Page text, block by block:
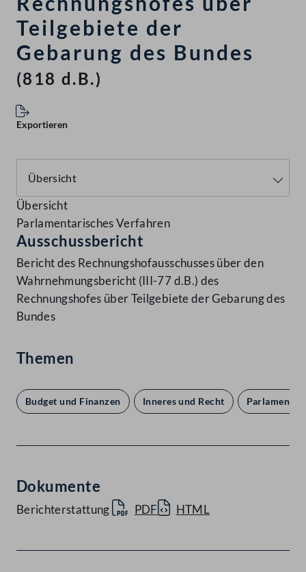
Teilgebiete der
Gebarung des Bundes
(818 d.B.)
Exportieren
Übersicht
Parlamentarisches Verfahren
Ausschussbericht
Bericht des Rechnungshofausschusses über den
Wahrnehmungsbericht (III-77 d.B.) des
Rechnungshofes über Teilgebiete der Gebarung des
Bundes
Themen
Budget und Finanzen Inneres und Recht Parlament
Dokumente
Berichterstattung PDF HTML